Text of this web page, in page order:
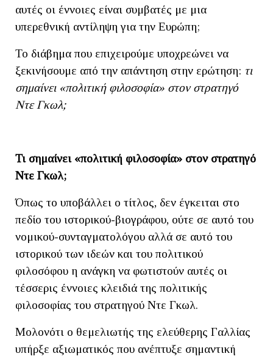
αυτές οι έννοιες είναι συμβατές με μια
υπερεθνική αντίληψη για την Ευρώπη;
Το διάβημα που επιχειρούμε υποχρεώνει να
ξεκινήσουμε από την απάντηση στην ερώτηση: τι
σημαίνει «πολιτική φιλοσοφία» στον στρατηγό
Ντε Γκωλ;
Τι σημαίνει «πολιτική φιλοσοφία» στον στρατηγό
Ντε Γκωλ;
Όπως το υποβάλλει ο τίτλος, δεν έγκειται στο
πεδίο του ιστορικού-βιογράφου, ούτε σε αυτό του
νομικού-συνταγματολόγου αλλά σε αυτό του
ιστορικού των ιδεών και του πολιτικού
φιλοσόφου η ανάγκη να φωτιστούν αυτές οι
τέσσερις έννοιες κλειδιά της πολιτικής
φιλοσοφίας του στρατηγού Ντε Γκωλ.
Μολονότι ο θεμελιωτής της ελεύθερης Γαλλίας
υπήρξε αξιωματικός που ανέπτυξε σημαντική